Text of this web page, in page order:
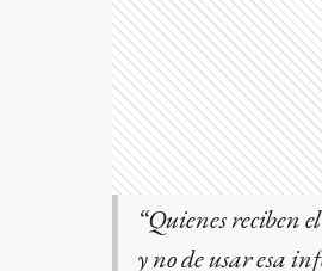
“Quienes reciben
y no de usar esa